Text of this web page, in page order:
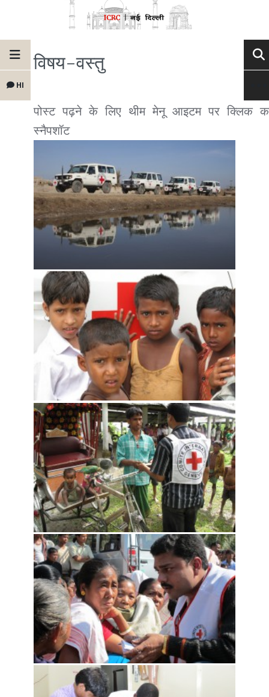
HI
विषय-वस्तु
पोस्ट पढ़ने के लिए थीम मेनू आइटम पर क्लिक
स्नैपशॉट